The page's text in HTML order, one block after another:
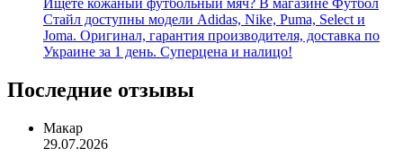
Ищете кожаный футбольный мяч? В магазине Футбол
Стайл доступны модели Adidas, Nike, Puma, Select и
Joma. Оригинал, гарантия производителя, доставка по
Украине за 1 день. Суперцена и налицо!
Последние отзывы
Макар
29.07.2026